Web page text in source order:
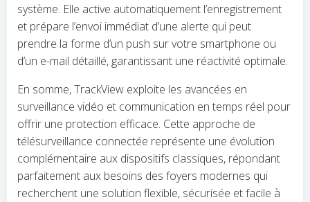
système. Elle active automatiquement l’enregistrement
et prépare l’envoi immédiat d’une alerte qui peut
prendre la forme d’un push sur votre smartphone ou
d’un e-mail détaillé, garantissant une réactivité optimale.
En somme, TrackView exploite les avancées en
surveillance vidéo et communication en temps réel pour
offrir une protection efficace. Cette approche de
télésurveillance connectée représente une évolution
complémentaire aux dispositifs classiques, répondant
parfaitement aux besoins des foyers modernes qui
recherchent une solution flexible, sécurisée et facile à